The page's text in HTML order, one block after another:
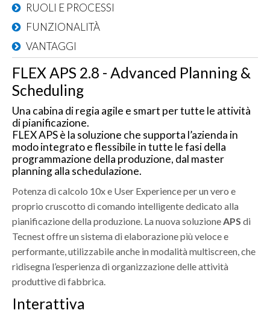
CONTATTO
DOWNLOAD
WHISTLEBLOWING
RUOLI E PROCESSI
FUNZIONALITÀ
VANTAGGI
FLEX APS 2.8 - Advanced Planning &
Scheduling
Una cabina di regia agile e smart per tutte le attività
di pianificazione.
FLEX APS è la soluzione che supporta l’azienda in
modo integrato e flessibile in tutte le fasi della
programmazione della produzione, dal master
planning alla schedulazione.
Potenza di calcolo 10x e User Experience per un vero e
proprio cruscotto di comando intelligente dedicato alla
pianificazione della produzione. La nuova soluzione APS di
Tecnest offre un sistema di elaborazione più veloce e
performante, utilizzabile anche in modalità multiscreen, che
ridisegna l’esperienza di organizzazione delle attività
produttive di fabbrica.
Interattiva